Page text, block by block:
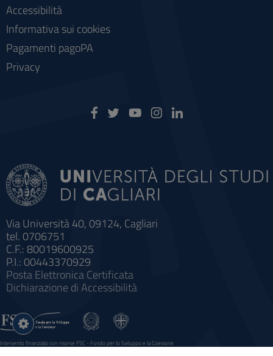
Via Università 40, 09124, Cagliari
tel. 0706751
C.F.: 80019600925
P.I.: 00443370929
Posta Elettronica Certificata
Dichiarazione di Accessibilità
Accessibilità
Informativa sui cookies
Pagamenti pagoPA
Privacy
Intervento finanziato con risorse FSC - Fondo per lo Sviluppo e la Coesione
Sistema informatico gestionale integrato a supporto della didattica e della ricerca e potenziamento dei servizi online
Impostazioni
cookie